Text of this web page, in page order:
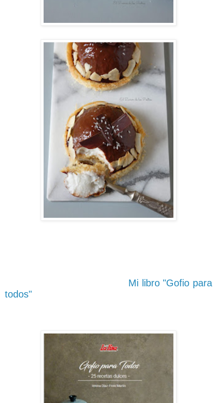
Mi libro "Gofio para
todos"